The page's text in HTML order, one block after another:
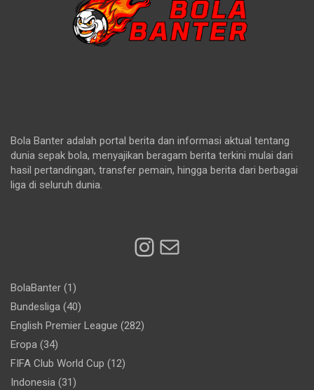
Bola Banter adalah portal berita dan informasi aktual tentang
dunia sepak bola, menyajikan beragam berita terkini mulai dari
hasil pertandingan, transfer pemain, hingga berita dari berbagai
liga di seluruh dunia.
Instagram
Mail
BolaBanter (1)
Bundesliga (40)
English Premier League (282)
Eropa (34)
FIFA Club World Cup (12)
Indonesia (31)